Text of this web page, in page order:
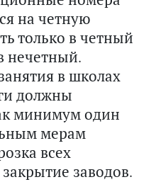
на четную
только в четный
нечетный.
в школах
должны
минимум один
мерам
всех
заводов.